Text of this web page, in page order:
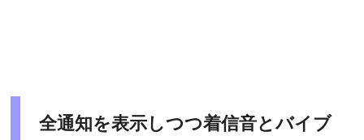
全通知を表示しつつ着信音とバイブ